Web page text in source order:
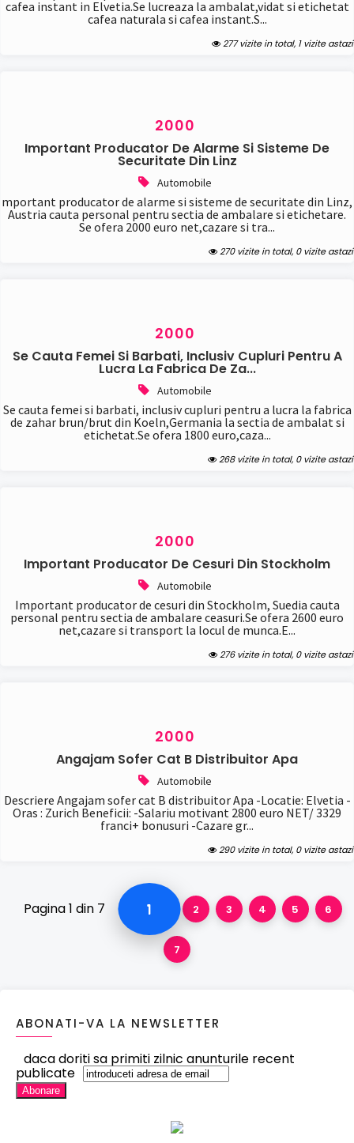
cafea instant in Elvetia.Se lucreaza la ambalat,vidat si etichetat
cafea naturala si cafea instant.S...
277 vizite in total, 1 vizite astazi
2000
Important Producator De Alarme Si Sisteme De
Securitate Din Linz
Automobile
mportant producator de alarme si sisteme de securitate din Linz,
Austria cauta personal pentru sectia de ambalare si etichetare.
Se ofera 2000 euro net,cazare si tra...
270 vizite in total, 0 vizite astazi
2000
Se Cauta Femei Si Barbati, Inclusiv Cupluri Pentru A
Lucra La Fabrica De Za...
Automobile
Se cauta femei si barbati, inclusiv cupluri pentru a lucra la fabrica
de zahar brun/brut din Koeln,Germania la sectia de ambalat si
etichetat.Se ofera 1800 euro,caza...
268 vizite in total, 0 vizite astazi
2000
Important Producator De Cesuri Din Stockholm
Automobile
Important producator de cesuri din Stockholm, Suedia cauta
personal pentru sectia de ambalare ceasuri.Se ofera 2600 euro
net,cazare si transport la locul de munca.E...
276 vizite in total, 0 vizite astazi
2000
Angajam Sofer Cat B Distribuitor Apa
Automobile
Descriere Angajam sofer cat B distribuitor Apa -Locatie: Elvetia -
Oras : Zurich Beneficii: -Salariu motivant 2800 euro NET/ 3329
franci+ bonusuri -Cazare gr...
290 vizite in total, 0 vizite astazi
Pagina 1 din 7 1 2 3 4 5 6
7
ABONATI-VA LA NEWSLETTER
daca doriti sa primiti zilnic anunturile recent
publicate